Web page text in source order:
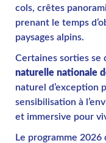
cols, crêtes
prenant le temps
paysages alpins.
Certaines sorties se
naturelle nationale
naturel d’exception
sensibilisation à
et immersive pour
Le programme